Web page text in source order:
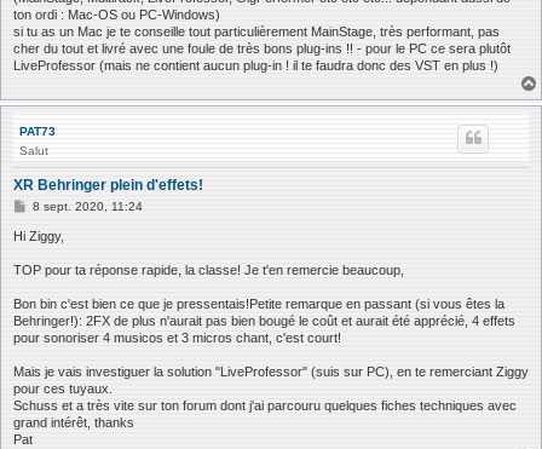
ton ordi : Mac-OS ou PC-Windows)
si tu as un Mac je te conseille tout particulièrement MainStage, très performant, pas
cher du tout et livré avec une foule de très bons plug-ins !! - pour le PC ce sera plutôt
LiveProfessor (mais ne contient aucun plug-in ! il te faudra donc des VST en plus !)
PAT73
Salut
XR Behringer plein d'effets!
M
s
a
g
8 sept. 2020, 11:24
Hi Ziggy,
TOP pour ta réponse rapide, la classe! Je t'en remercie beaucoup,
Bon bin c'est bien ce que je pressentais!Petite remarque en passant (si vous êtes la
Behringer!): 2FX de plus n'aurait pas bien bougé le coût et aurait été apprécié, 4 effets
pour sonoriser 4 musicos et 3 micros chant, c'est court!
Mais je vais investiguer la solution "LiveProfessor" (suis sur PC), en te remerciant Ziggy
pour ces tuyaux.
Schuss et a très vite sur ton forum dont j'ai parcouru quelques fiches techniques avec
grand intérêt, thanks
Pat